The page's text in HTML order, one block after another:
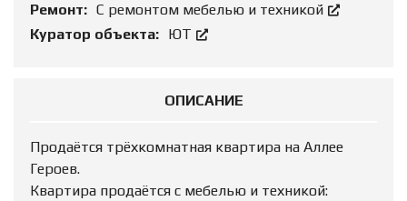
Ремонт: С ремонтом мебелью и техникой
Куратор объекта: ЮТ
ОПИСАНИЕ
Продаётся трёхкомнатная квартира на Аллее
Героев.
Квартира продаётся с мебелью и техникой: